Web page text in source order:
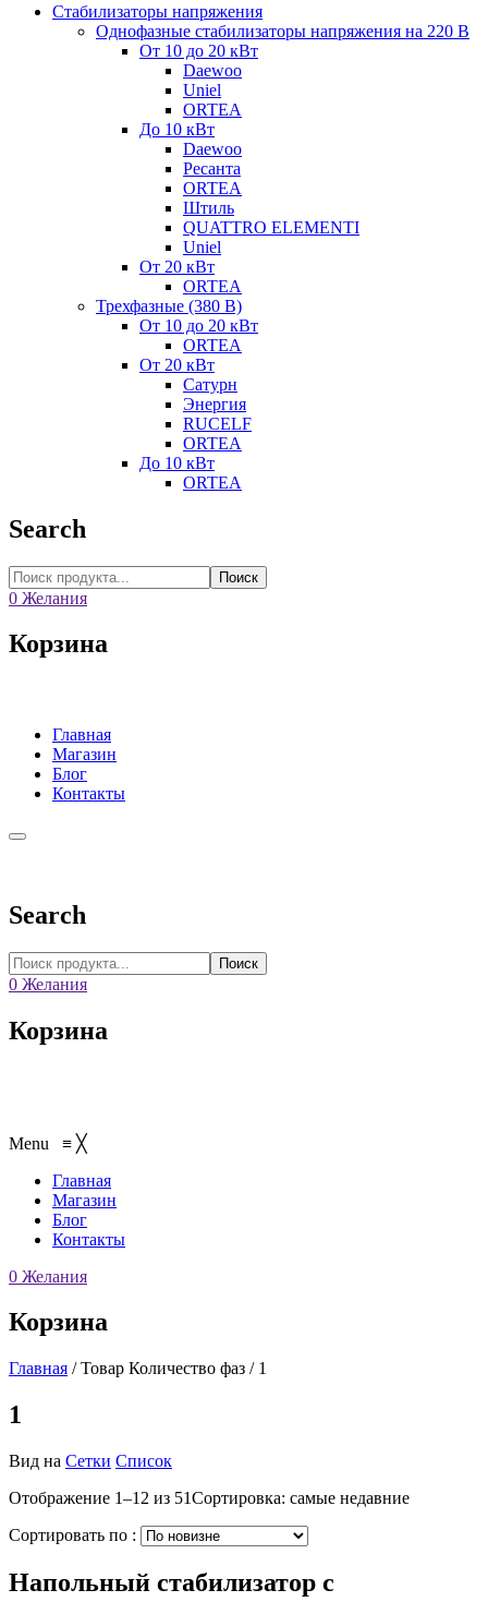
Стабилизаторы напряжения
Однофазные стабилизаторы напряжения на 220 В
От 10 до 20 кВт
Daewoo
Uniel
ORTEA
До 10 кВт
Daewoo
Ресанта
ORTEA
Штиль
QUATTRO ELEMENTI
Uniel
От 20 кВт
ORTEA
Трехфазные (380 В)
От 10 до 20 кВт
ORTEA
От 20 кВт
Сатурн
Энергия
RUCELF
ORTEA
До 10 кВт
ORTEA
Search
Поиск
0 Желания
Корзина
Главная
Магазин
Блог
Контакты
Search
Поиск
0 Желания
Корзина
Menu ≡ ╳
Главная
Магазин
Блог
Контакты
0 Желания
Корзина
Главная /Товар Количество фаз /1
1
Вид на Сетки Список
Отображение 1–12 из 51Сортировка: самые недавние
Сортировать по :
Напольный стабилизатор с